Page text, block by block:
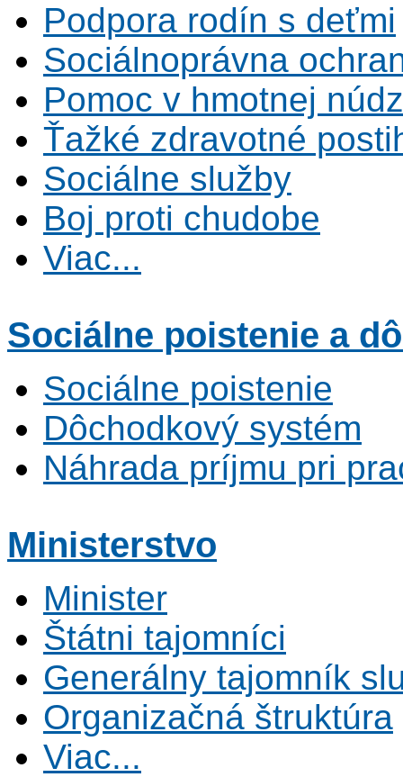
Podpora rodín s deťmi
Sociálnoprávna
Pomoc v hmotnej
Ťažké zdravotné
Sociálne služby
Boj proti chudobe
Viac...
Sociálne poistenie a
Sociálne poistenie
Dôchodkový systém
Náhrada príjmu pri
Ministerstvo
Minister
Štátni tajomníci
Generálny tajomník
Organizačná štruktúra
Viac...